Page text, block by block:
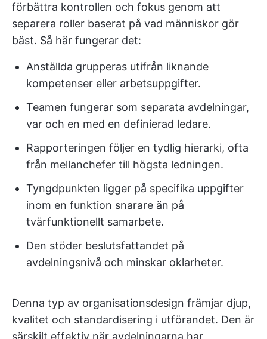
förbättra kontrollen och fokus genom att
separera roller baserat på vad människor gör
bäst. Så här fungerar det:
Anställda grupperas utifrån liknande
kompetenser eller arbetsuppgifter.
Teamen fungerar som separata avdelningar,
var och en med en definierad ledare.
Rapporteringen följer en tydlig hierarki, ofta
från mellanchefer till högsta ledningen.
Tyngdpunkten ligger på specifika uppgifter
inom en funktion snarare än på
tvärfunktionellt samarbete.
Den stöder beslutsfattandet på
avdelningsnivå och minskar oklarheter.
Denna typ av organisationsdesign främjar djup,
kvalitet och standardisering i utförandet. Den är
särskilt effektiv när avdelningarna har